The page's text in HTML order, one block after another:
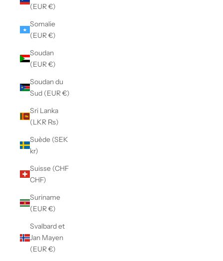
(EUR €)
Somalie
(EUR €)
Soudan
(EUR €)
Soudan du
Sud (EUR €)
Sri Lanka
(LKR ₨)
Suède (SEK
kr)
Suisse (CHF
CHF)
Suriname
(EUR €)
Svalbard et
Jan Mayen
(EUR €)